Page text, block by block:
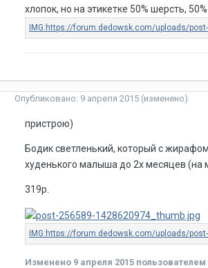
хлопок, но на этикетке 50% шерсть,
Опубликовано: 9 апреля 2015 (изменено)
пристрою)
Бодик светленький, который с
худенького малыша до 2х месяцев (на
319р.
Изменено 9 апреля 2015 пользователем